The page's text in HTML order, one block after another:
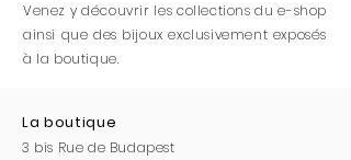
Venez y découvrir les collections du e-shop
ainsi que des bijoux exclusivement exposés
à la boutique.
La boutique
3 bis Rue de Budapest